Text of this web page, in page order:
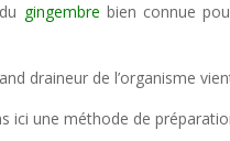
gingembre bien connue
draineur de l’organisme
ici une méthode de